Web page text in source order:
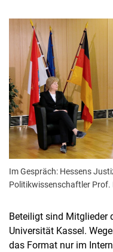
Im Gespräch: Hessens
Politikwissenschaftler Prof.
Beteiligt sind Mitglieder
Universität Kassel.
das Format nur im